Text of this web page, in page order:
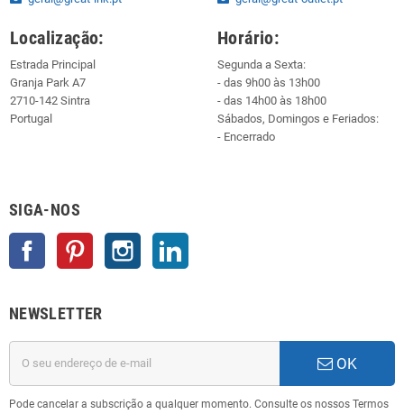
Localização:
Estrada Principal
Granja Park A7
2710-142 Sintra
Portugal
Horário:
Segunda a Sexta:
- das 9h00 às 13h00
- das 14h00 às 18h00
Sábados, Domingos e Feriados:
- Encerrado
SIGA-NOS
Facebook Pinterest Instagram
NEWSLETTER
OK
Pode cancelar a subscrição a qualquer momento. Consulte os nossos Termos